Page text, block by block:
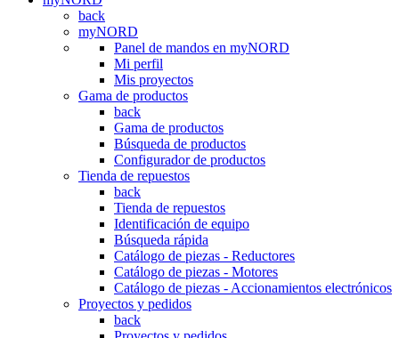
back
myNORD
Panel de mandos en myNORD
Mi perfil
Mis proyectos
Gama de productos
back
Gama de productos
Búsqueda de productos
Configurador de productos
Tienda de repuestos
back
Tienda de repuestos
Identificación de equipo
Búsqueda rápida
Catálogo de piezas - Reductores
Catálogo de piezas - Motores
Catálogo de piezas - Accionamientos electrónicos
Proyectos y pedidos
back